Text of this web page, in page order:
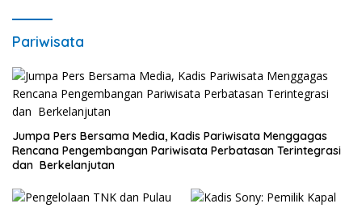
Pariwisata
Jumpa Pers Bersama Media, Kadis Pariwisata Menggagas
Rencana Pengembangan Pariwisata Perbatasan Terintegrasi
dan Berkelanjutan